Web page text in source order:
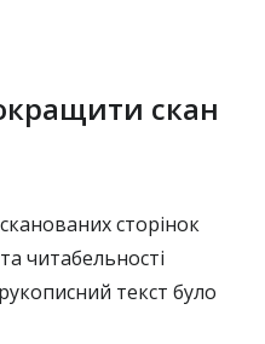
скан
сторінок
читабельності
текст було